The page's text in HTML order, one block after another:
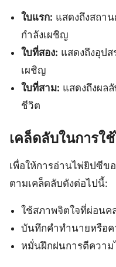
ใบแรก: แสดงถึงสถา
กำลังเผชิญ
ใบที่สอง: แสดงถึงอุป
เผชิญ
ใบที่สาม: แสดงถึงผล
ชีวิต
เคล็ดลับในการใ
เพื่อให้การอ่านไพ่ยิปซี
ตามเคล็ดลับดังต่อไปนี้:
ใช้สภาพจิตใจที่ผ่อนค
บันทึกคำทำนายหรือ
หมั่นฝึกฝนการตีควา